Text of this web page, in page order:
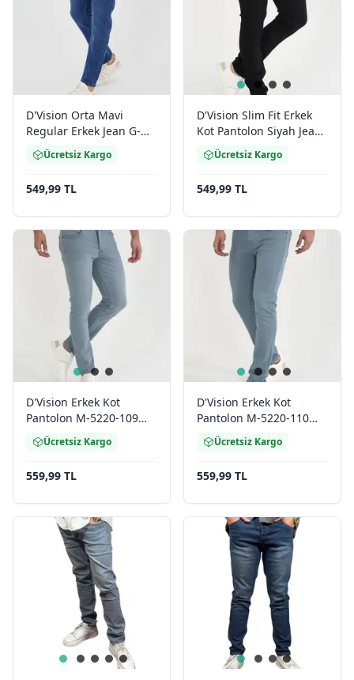
D'Vision Orta Mavi
Regular Erkek Jean G-
5129
Ücretsiz Kargo
549,99 TL
D'Vision Slim Fit Erkek
Kot Pantolon Siyah Jean
G5220274
Ücretsiz Kargo
549,99 TL
D'Vision Erkek Kot
Pantolon M-5220-109
Slim Fit
Ücretsiz Kargo
559,99 TL
D'Vision Erkek Kot
Pantolon M-5220-110
Slim Fit
Ücretsiz Kargo
559,99 TL